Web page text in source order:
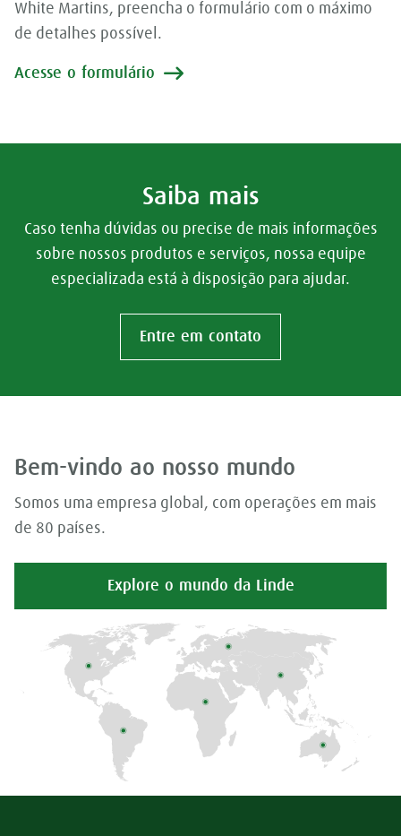
White Martins, preencha o formulário com o máximo
de detalhes possível.
Acesse o formulário
Saiba mais
Caso tenha dúvidas ou precise de mais informações
sobre nossos produtos e serviços, nossa equipe
especializada está à disposição para ajudar.
Entre em contato
Bem-vindo ao nosso mundo
Somos uma empresa global, com operações em mais
de 80 países.
Explore o mundo da Linde